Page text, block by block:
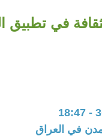
في تطبيق
في العراق